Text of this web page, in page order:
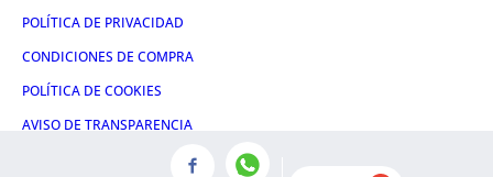
POLÍTICA DE PRIVACIDAD
CONDICIONES DE COMPRA
POLÍTICA DE COOKIES
AVISO DE TRANSPARENCIA